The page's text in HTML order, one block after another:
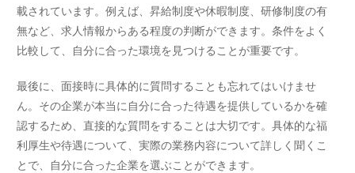
載されています。例えば、昇給制度や休暇制度、研修制度の有
無など、求人情報からある程度の判断ができます。条件をよく
比較して、自分に合った環境を見つけることが重要です。
最後に、面接時に具体的に質問することも忘れてはいけませ
ん。その企業が本当に自分に合った待遇を提供しているかを確
認するため、直接的な質問をすることは大切です。具体的な福
利厚生や待遇について、実際の業務内容について詳しく聞くこ
とで、自分に合った企業を選ぶことができます。